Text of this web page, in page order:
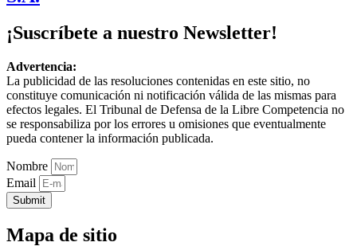
¡Suscríbete a nuestro Newsletter!
Advertencia:
La publicidad de las resoluciones contenidas en este sitio, no
constituye comunicación ni notificación válida de las mismas para
efectos legales. El Tribunal de Defensa de la Libre Competencia no
se responsabiliza por los errores u omisiones que eventualmente
pueda contener la información publicada.
Nombre
Email
Submit
Mapa de sitio